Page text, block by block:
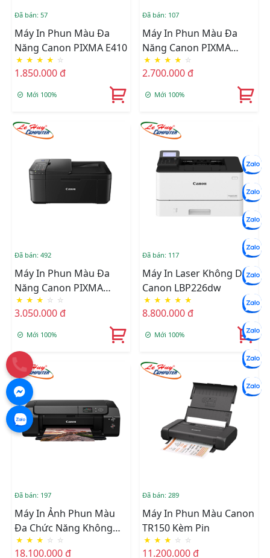
Đã bán: 57
Máy In Phun Màu Đa
Năng Canon PIXMA E410
★ ★ ★ ★ ☆
1.850.000 đ
Mới 100%
Đã bán: 107
Máy In Phun Màu Đa
Năng Canon PIXMA
MG3670
★ ★ ★ ★ ☆
2.700.000 đ
Mới 100%
Đã bán: 492
Máy In Phun Màu Đa
Năng Canon PIXMA
TR4570S
★ ★ ★ ☆ ☆
3.050.000 đ
Mới 100%
Đã bán: 117
Máy In Laser Không Dây
Canon LBP226dw
★ ★ ★ ★ ★
8.800.000 đ
Mới 100%
Đã bán: 197
Máy In Ảnh Phun Màu
Đa Chức Năng Không
Dây Canon
★ ★ ★ ☆ ☆
18.100.000 đ
Đã bán: 289
Máy In Phun Màu Canon
TR150 Kèm Pin
★ ★ ★ ☆ ☆
11.200.000 đ